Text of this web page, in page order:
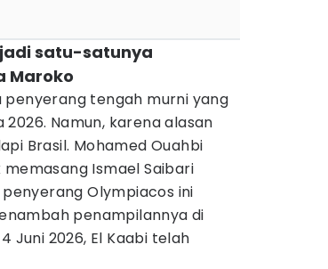
satu-satunya
Maroko
penyerang tengah murni yang
Namun, karena alasan
Brasil. Mohamed Ouahbi
Ismael Saibari
Olympiacos ini
penampilannya di
Juni 2026, El Kaabi telah